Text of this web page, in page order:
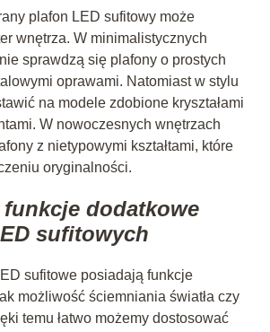
plafon LED sufitowy może
wnętrza. W minimalistycznych
sprawdzą się plafony o prostych
oprawami. Natomiast w stylu
na modele zdobione kryształami
W nowoczesnych wnętrzach
z nietypowymi kształtami, które
oryginalności.
dodatkowe
sufitowych
sufitowe posiadają funkcje
możliwość ściemniania światła czy
temu łatwo możemy dostosować